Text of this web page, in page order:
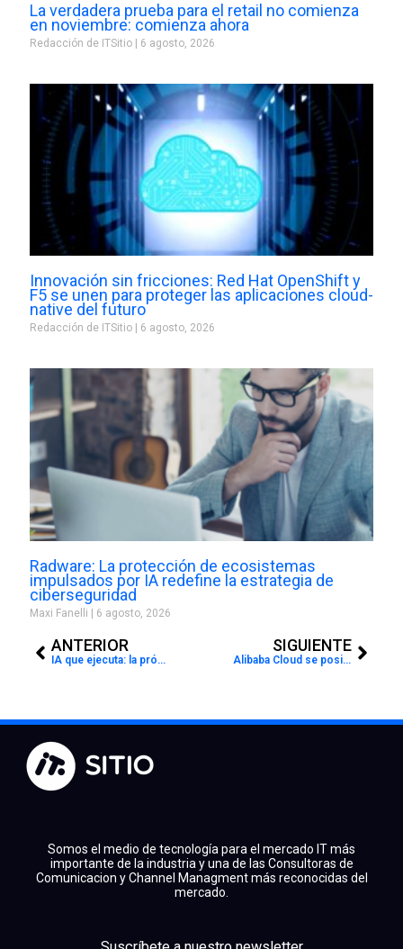
La verdadera prueba para el retail no comienza
en noviembre: comienza ahora
Redacción de ITSitio 6 agosto, 2026
Innovación sin fricciones: Red Hat OpenShift y
F5 se unen para proteger las aplicaciones cloud-
native del futuro
Redacción de ITSitio 6 agosto, 2026
Radware: La protección de ecosistemas
impulsados por IA redefine la estrategia de
ciberseguridad
Maxi Fanelli 6 agosto, 2026
ANTERIOR
IA que ejecuta: la próxima ventaja competitiva para las empresas
SIGUIENTE
Alibaba Cloud se posiciona como líder en plataformas de IA agencial, según Omdia
Somos el medio de tecnología para el mercado IT más
importante de la industria y una de las Consultoras de
Comunicacion y Channel Managment más reconocidas del
mercado.